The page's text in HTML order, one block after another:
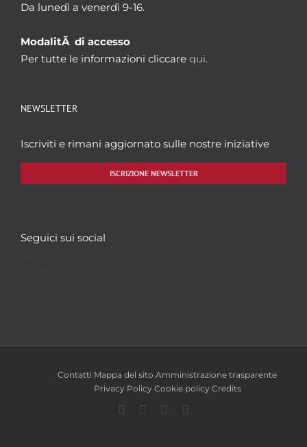
Da lunedì a venerdì 9-16.
ModalitÃ di accesso
Per tutte le informazioni cliccare qui.
NEWSLETTER
Iscriviti e rimani aggiornato sulle nostre iniziative
ISCRIZIONE NEWSLETTER
Seguici sui social
Contatti Mappa del sito Amministrazione trasparente
Privacy Policy Cookie policy Credits
Facebook
TwitterYouTube